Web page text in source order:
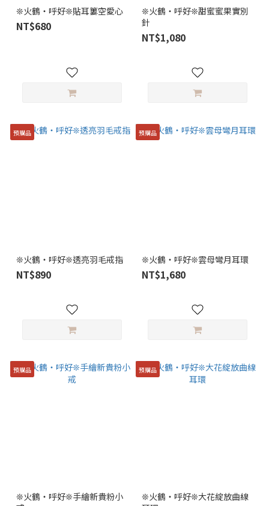
❊火鶴・呼好❊貼耳簍空愛心
NT$680
❊火鶴・呼好❊甜蜜蜜果實別
針
NT$1,080
預購品
❊火鶴・呼好❊透亮羽毛戒指
NT$890
預購品
❊火鶴・呼好❊雲母彎月耳環
NT$1,680
預購品
❊火鶴・呼好❊手繪新貴粉小
預購品
❊火鶴・呼好❊大花綻放曲線